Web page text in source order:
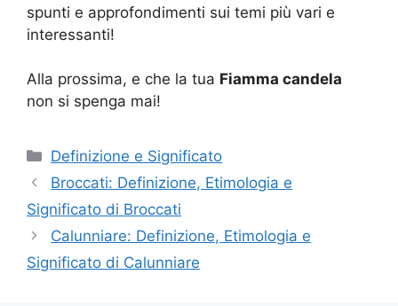
spunti e approfondimenti sui temi più vari e
interessanti!
Alla prossima, e che la tua Fiamma candela
non si spenga mai!
Categorie
Definizione e Significato
Broccati: Definizione, Etimologia e
Significato di Broccati
Calunniare: Definizione, Etimologia e
Significato di Calunniare